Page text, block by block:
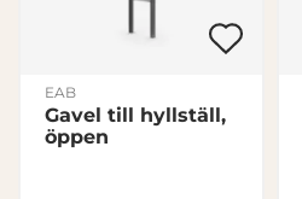
EAB
Gavel till hyllställ,
öppen